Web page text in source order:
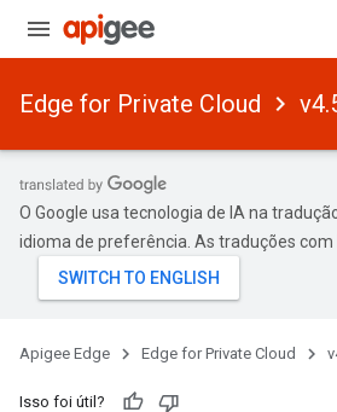
Edge for Private Cloud
O Google usa tecnologia de IA na
idioma de preferência. As traduções com
Apigee Edge Edge for Private Cloud
Isso foi útil?